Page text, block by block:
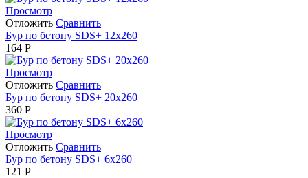
Просмотр
Отложить Сравнить
Бур по бетону SDS+ 12х260
164 Р
Просмотр
Отложить Сравнить
Бур по бетону SDS+ 20х260
360 Р
Просмотр
Отложить Сравнить
Бур по бетону SDS+ 6х260
121 Р